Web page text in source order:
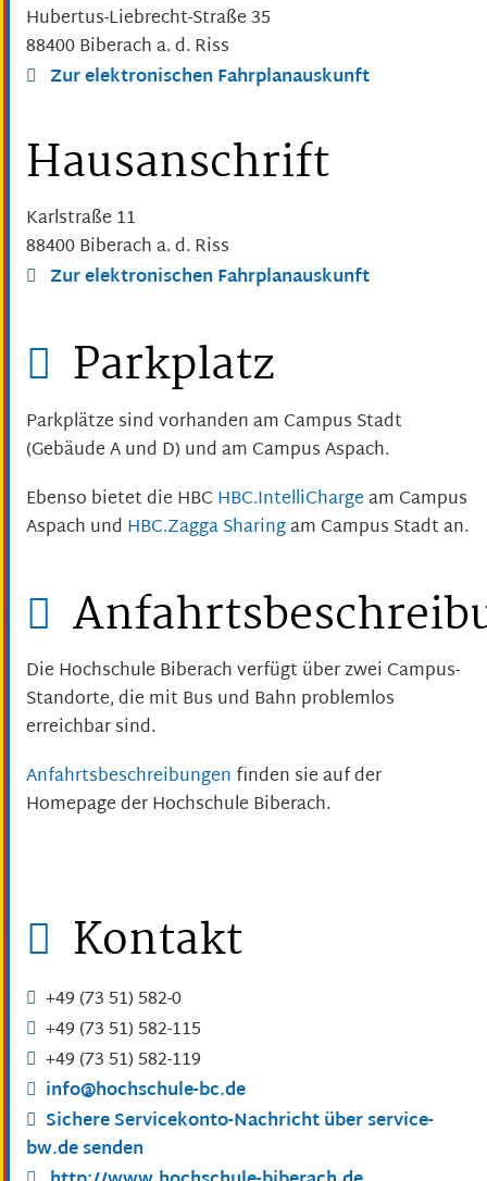
Hubertus-Liebrecht-Straße 35
88400Biberach a. d. Riss
Zur elektronischen Fahrplanauskunft
Hausanschrift
Karlstraße 11
88400Biberach a. d. Riss
Zur elektronischen Fahrplanauskunft
Parkplatz
Parkplätze sind vorhanden am Campus Stadt
(Gebäude A und D) und am Campus Aspach.
Ebenso bietet die HBCHBC.IntelliChargeam Campus
Aspach und HBC.Zagga Sharingam Campus Stadt an.
Die Hochschule Biberach verfügt über zwei Campus-
Standorte, die mit Bus und Bahn problemlos
erreichbar sind.
Anfahrtsbeschreibungen finden sie auf der
Homepage der Hochschule Biberach.
Kontakt
+49 (7351) 582-0
+49 (7351) 582-115
+49 (7351) 582-119
info@hochschule-bc.de
Sichere Servicekonto-Nachricht über service-
bw.de senden